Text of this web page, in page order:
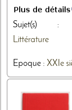
Sujet(s)
Littérature
Epoque : XXIe